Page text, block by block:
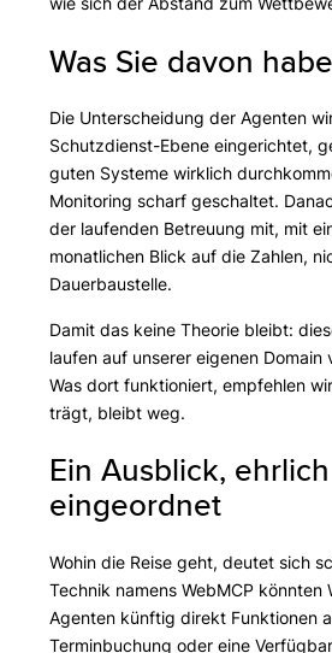
Was Sie davon
Die Unterscheidung der Agenten
Schutzdienst-Ebene eingerichtet,
guten Systeme wirklich
Monitoring scharf geschaltet.
der laufenden Betreuung mit, mit
monatlichen Blick auf die Zahlen,
Dauerbaustelle.
Damit das keine Theorie bleibt:
laufen auf unserer eigenen Domain
Was dort funktioniert, empfehlen
trägt, bleibt weg.
Ein Ausblick, ehrlich
eingeordnet
Wohin die Reise geht, deutet sich
Technik namens WebMCP könnten
Agenten künftig direkt Funktionen
Terminbuchung oder eine